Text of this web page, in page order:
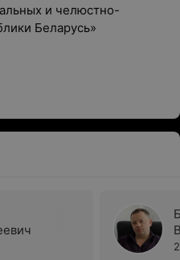
и челюстно-
Беларусь»